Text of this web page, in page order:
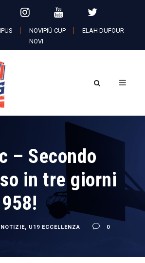
NOVIPIÙ CUP
ELAH DUFOUR
NOVI
– Secondo
in tre giorni
NOTIZIE, U19 ECCELLENZA 0